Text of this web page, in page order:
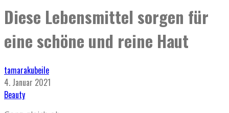
Diese Lebensmittel sorgen für
eine schöne und reine Haut
tamarakubeile
4. Januar 2021
Beauty